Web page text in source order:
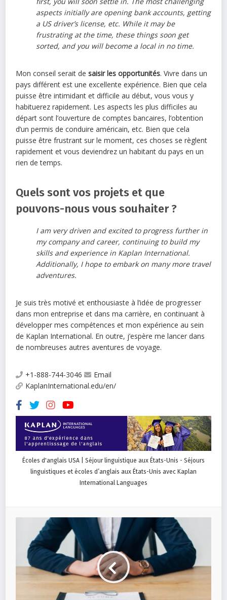
aspects initially are opening bank accounts, getting
a US driver’s license, etc. While it may be
frustrating at the time, these things soon get
sorted, and you will become a local in no time.
Mon conseil serait desaisir les opportunités. Vivre dans un
pays différent est une excellente expérience. Bien que cela
puisse être intimidant et difficile au début, vous vous y
habituerez rapidement. Les aspects les plus difficiles au
départ sont l’ouverture de comptes bancaires, l’obtention
d’un permis de conduire américain, etc. Bien que cela
puisse être frustrant sur le moment, ces choses se règlent
rapidement et vous deviendrez un habitant du pays en un
rien de temps.
Quels sont vos projets et que
pouvons-nous vous souhaiter ?
I am very driven and excited to progress further in
my company and career, continuing to build my
skills and experience in Kaplan International.
Additionally, I hope to embark on many more travel
adventures.
Je suis très motivé et enthousiaste à l’idée de progresser
dans mon entreprise et dans ma carrière, en continuant à
développer mes compétences et mon expérience au sein
de Kaplan International. En outre, j’espère me lancer dans
de nombreuses autres aventures de voyage.
+1-888-744-3046
Email
KaplanInternational.edu/en/
Écoles d'anglais USA | Séjour linguistique aux États-Unis - Séjours
linguistiques et écoles d’anglais aux États-Unis avec Kaplan
International Languages